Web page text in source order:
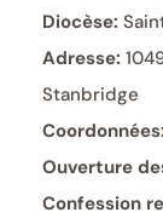
Diocèse:
Adresse:
Stanbridge
Coordonnées:
Ouverture
Confession